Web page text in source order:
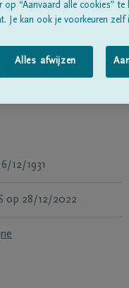
12/1931
op 28/12/2022
“Aanvaard alle cookies” te
Je kan ook je voorkeuren zelf
Alles afwijzen